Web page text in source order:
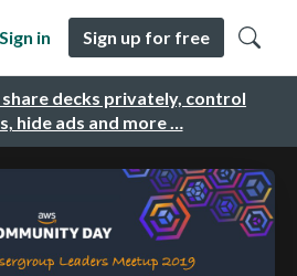
decks privately, control
hide ads and more …
Sign in Sign up for free